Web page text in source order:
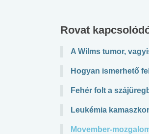
Rovat
A Wilms tumor,
Hogyan ismerhető
Fehér folt a
Leukémia
Movember-